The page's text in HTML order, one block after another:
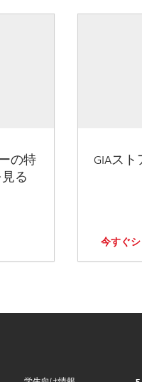
の特
る
GIAス
今すぐ